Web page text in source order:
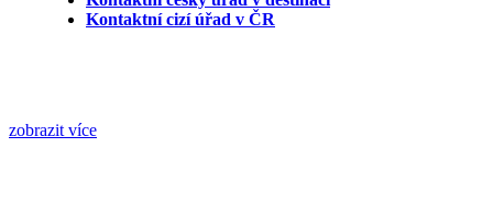
Kontaktní cizí úřad v ČR
zobrazit více